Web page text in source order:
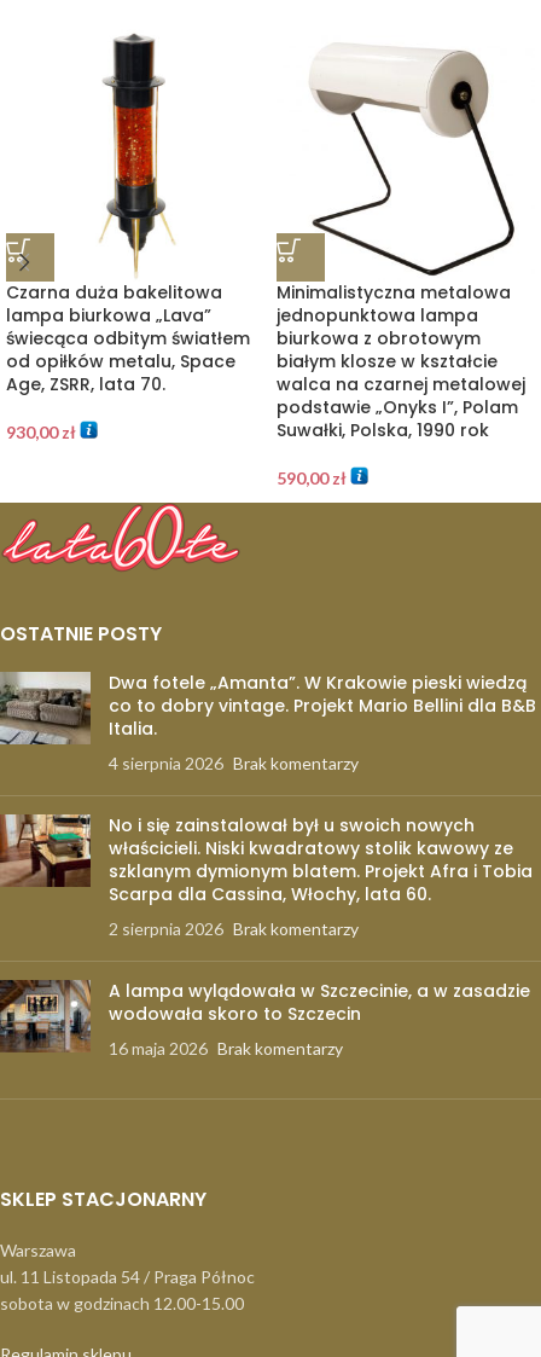
Czarna duża bakelitowa
lampa biurkowa „Lava”
świecąca odbitym światłem
od opiłków metalu, Space
Age, ZSRR, lata 70.
930,00zł
Minimalistyczna metalowa
jednopunktowa lampa
biurkowa z obrotowym
białym klosze w kształcie
walca na czarnej metalowej
podstawie „Onyks I”, Polam
Suwałki, Polska, 1990 rok
590,00zł
OSTATNIE POSTY
Dwa fotele „Amanta”. W Krakowie pieski wiedzą
co to dobry vintage. Projekt Mario Bellini dla B&B
Italia.
4 sierpnia 2026 Brak komentarzy
No i się zainstalował był u swoich nowych
właścicieli. Niski kwadratowy stolik kawowy ze
szklanym dymionym blatem. Projekt Afra i Tobia
Scarpa dla Cassina, Włochy, lata 60.
2 sierpnia 2026 Brak komentarzy
A lampa wylądowała w Szczecinie, a w zasadzie
wodowała skoro to Szczecin
16 maja 2026 Brak komentarzy
SKLEP STACJONARNY
Warszawa
ul. 11 Listopada 54 / Praga Północ
sobota w godzinach 12.00-15.00